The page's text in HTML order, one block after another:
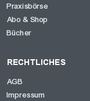
Praxisbörse
Abo & Shop
Bücher
RECHTLICHES
AGB
Impressum